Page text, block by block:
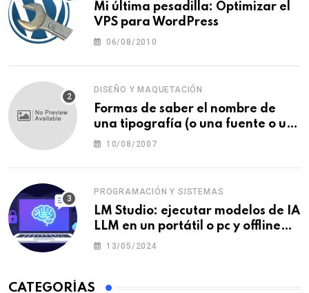
Mi última pesadilla: Optimizar el
VPS para WordPress
06/08/2010
DISEÑO Y MAQUETACIÓN
Formas de saber el nombre de
una tipografía (o una fuente o un
tipo de letra)
10/08/2007
PROGRAMACIÓN Y SISTEMAS
LM Studio: ejecutar modelos de IA
LLM en un portátil o pc y offline
para crear tu chatbot local
13/05/2024
CATEGORÍAS